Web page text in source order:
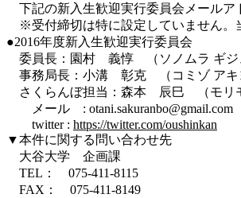
下記の新入生歓迎実行委員会メールア
※受付締切は特に設定していません。
●2016年度新入生歓迎実行委員会
委員長：園村 義惇 （ソノムラ ギジ
事務局長：小溝 彰克 （コミゾ アキ
さくらんぼ担当：森本 辰巳 （モリモ
メール : otani.sakuranbo@gmail.com
twitter : https://twitter.com/oushinkan
▼本件に関する問い合わせ先
大谷大学 企画課
TEL： 075-411-8115
FAX： 075-411-8149